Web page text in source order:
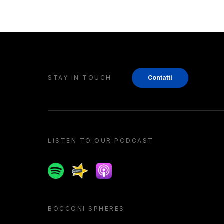
STAY IN TOUCH Contatti
LISTEN TO OUR PODCAST
SpotifySpreakerApple podcast
BOCCONI SPHERES